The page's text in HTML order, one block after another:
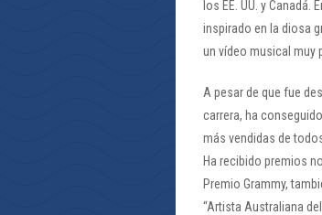
los EE. UU. y
inspirado en la diosa
un vídeo musical muy
A pesar de que fue
carrera, ha
más vendidas de
Ha recibido premios
Premio Grammy,
“Artista Australiana